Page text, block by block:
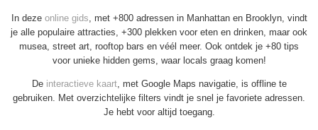
In deze online gids , met +800 adressen in Manhattan en Brooklyn, vindt
je alle populaire attracties, +300 plekken voor eten en drinken, maar ook
musea, street art, rooftop bars en véél meer. Ook ontdek je +80 tips
voor unieke hidden gems, waar locals graag komen!
De interactieve kaart, met Google Maps navigatie, is offline te
gebruiken. Met overzichtelijke filters vindt je snel je favoriete adressen.
Je hebt voor altijd toegang.